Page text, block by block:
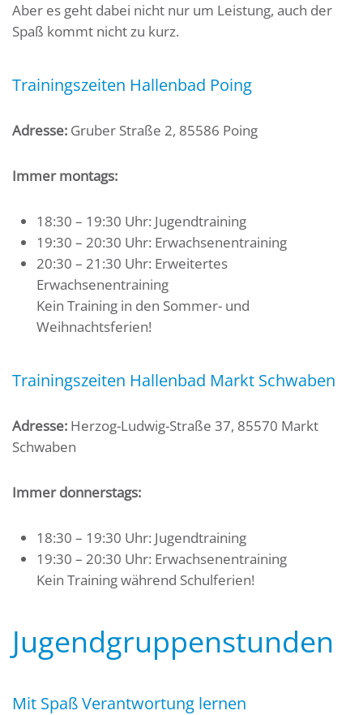
Aber es geht dabei nicht nur um Leistung, auch der
Spaß kommt nicht zu kurz.
Trainingszeiten Hallenbad Poing
Adresse: Gruber Straße 2, 85586 Poing
Immer montags:
18:30 – 19:30 Uhr: Jugendtraining
19:30 – 20:30 Uhr: Erwachsenentraining
20:30 – 21:30 Uhr: Erweitertes
Erwachsenentraining
Kein Training in den Sommer- und
Weihnachtsferien!
Trainingszeiten Hallenbad Markt Schwaben
Adresse: Herzog-Ludwig-Straße 37, 85570 Markt
Schwaben
Immer donnerstags:
18:30 – 19:30 Uhr: Jugendtraining
19:30 – 20:30 Uhr: Erwachsenentraining
Kein Training während Schulferien!
Jugendgruppenstunden
Mit Spaß Verantwortung lernen